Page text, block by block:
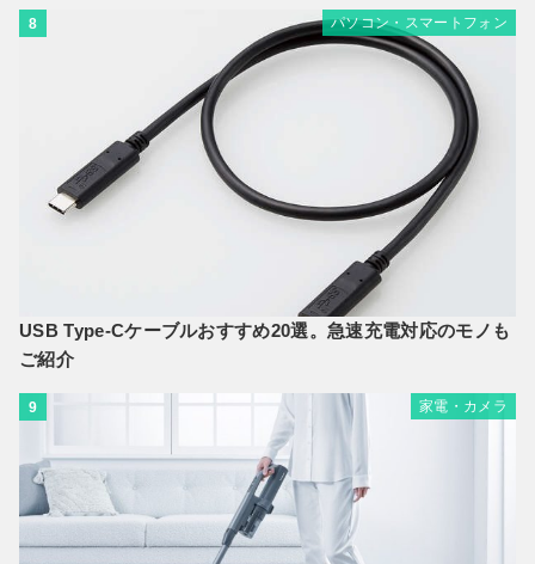
8 パソコン・スマートフォン
USB Type-Cケーブルおすすめ20選。急速充電対応のモノも
ご紹介
9 家電・カメラ